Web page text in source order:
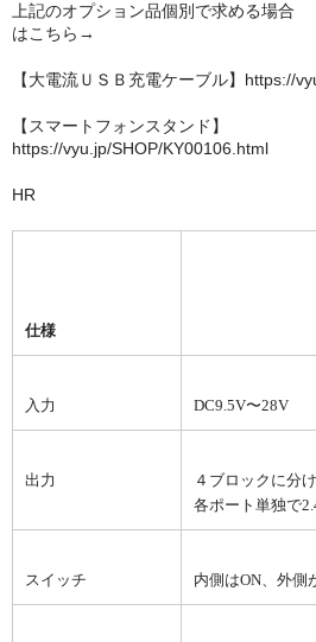
上記のオプション品個別で求める場合
はこちら→
【大電流ＵＳＢ充電ケーブル】https://
【スマートフォンスタンド】
https://vyu.jp/SHOP/KY00106.html
HR
仕様
入力 DC9.5V〜28V
出力
４ブロックに分
各ポート単独で
スイッチ 内側はON、外側